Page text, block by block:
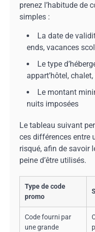
prenez l’habitude de
simples :
La date de
ends, vacances
Le type
appart’hôtel,
Le montant
nuits imposées
Le tableau suivant
ces différences entre
risqué, afin de savoir
peine d’être utilisés.
Type de code
promo
Code fourni par
une grande